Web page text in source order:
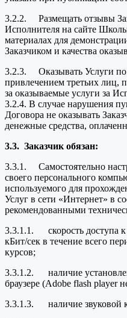
3.2.2. Размещать отзывы
Исполнителя на сайте
материалах для
Заказчиком и качества
3.2.3. Оказывать Услуги по
привлечением третьих лиц,
за оказываемые услуги за
3.2.4. В случае нарушения
Договора не оказывать
денежные средства,
3.3. Заказчик обязан:
3.3.1. Самостоятельно
своего персонального
используемого для
Услуг в сети «Интернет» в
рекомендованными
3.3.1.1. скорость доступа к
кБит/сек в течение всего
курсов;
3.3.1.2. наличие
браузере (Adobe flash player
3.3.1.3. наличие звуковой